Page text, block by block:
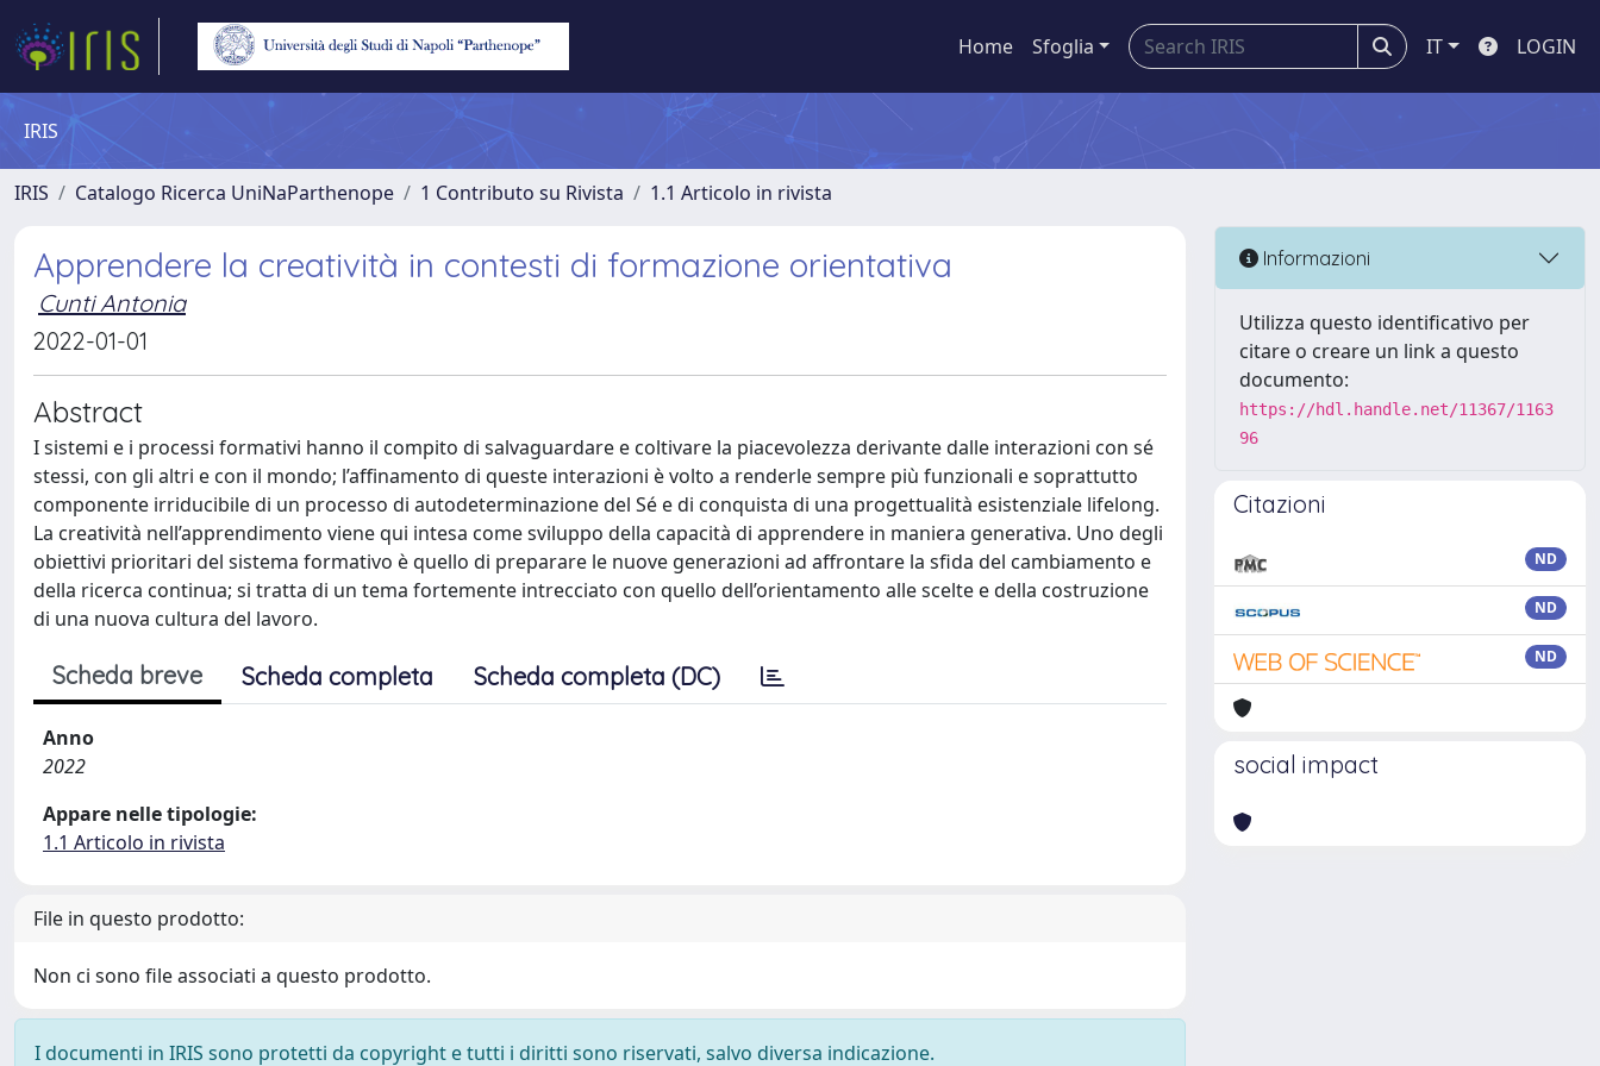
Home Sfoglia IT LOGIN
IRIS
IRIS Catalogo Ricerca UniNaParthenope 1 Contributo su Rivista 1.1 Articolo in rivista
Apprendere la creatività in contesti di formazione orientativa
Cunti Antonia
2022-01-01
Abstract
I sistemi e i processi formativi hanno il compito di salvaguardare e coltivare la piacevolezza derivante dalle interazioni con sé
stessi, con gli altri e con il mondo; l’affinamento di queste interazioni è volto a renderle sempre più funzionali e soprattutto
componente irriducibile di un processo di autodeterminazione del Sé e di conquista di una progettualità esistenziale lifelong.
La creatività nell’apprendimento viene qui intesa come sviluppo della capacità di apprendere in maniera generativa. Uno degli
obiettivi prioritari del sistema formativo è quello di preparare le nuove generazioni ad affrontare la sfida del cambiamento e
della ricerca continua; si tratta di un tema fortemente intrecciato con quello dell’orientamento alle scelte e della costruzione
di una nuova cultura del lavoro.
Scheda breve Scheda completa Scheda completa (DC)
Anno
2022
Appare nelle tipologie:
1.1 Articolo in rivista
File in questo prodotto:
Non ci sono file associati a questo prodotto.
I documenti in IRIS sono protetti da copyright e tutti i diritti sono riservati, salvo diversa indicazione.
Informazioni
Utilizza questo identificativo per
citare o creare un link a questo
documento:
https://hdl.handle.net/11367/1163
96
Citazioni
ND
ND
ND
social impact